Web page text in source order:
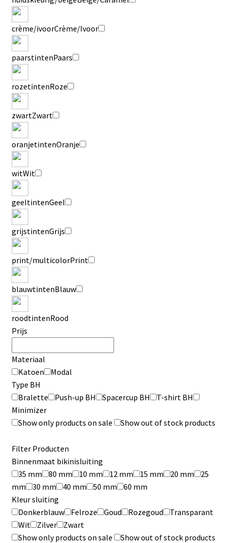
crème/ivoorCrème/Ivoor
paarstintenPaars
rozetintenRoze
zwartZwart
oranjetintenOranje
witWit
geeltintenGeel
grijstintenGrijs
print/multicolorPrint
blauwtintenBlauw
roodtintenRood
Prijs
Materiaal
Katoen
Modal
Type BH
Bralette
Push-up BH Spacercup BH
T-shirt BH
Minimizer
Show only products on sale
Show out of stock products
Filter Producten
Binnenmaat bikinisluiting
35 mm
80 mm 10 mm 12 mm 15 mm 20 mm
25
mm
30 mm 40 mm 50 mm
60 mm
Kleur sluiting
Donkerblauw
Felroze Goud Rozegoud
Transparant
Wit
Zilver
Zwart
Show only products on sale
Show out of stock products